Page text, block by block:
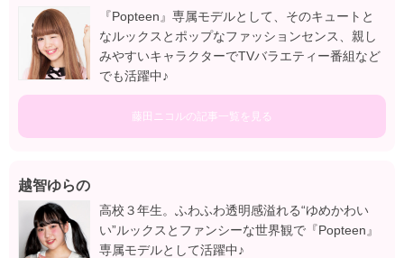
『Popteen』専属モデルとして、そのキュートと
なルックスとポップなファッションセンス、親し
みやすいキャラクターでTVバラエティー番組など
でも活躍中♪
藤田ニコルの記事一覧を見る
越智ゆらの
高校３年生。ふわふわ透明感溢れる“ゆめかわい
い”ルックスとファンシーな世界観で『Popteen』
専属モデルとして活躍中♪